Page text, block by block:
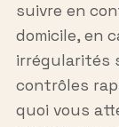
suivre en
domicile, en
irrégularités
contrôles
quoi vous